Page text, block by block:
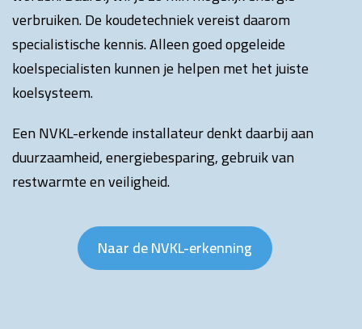
verbruiken. De koudetechniek vereist daarom
specialistische kennis. Alleen goed opgeleide
koelspecialisten kunnen je helpen met het juiste
koelsysteem.
Een NVKL-erkende installateur denkt daarbij aan
duurzaamheid, energiebesparing, gebruik van
restwarmte en veiligheid.
Naar de NVKL-erkenning